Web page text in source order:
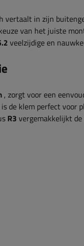
vertaalt in zijn
van het juiste
veelzijdige en
, zorgt voor een
is de klem perfect voor
R3 vergemakkelijkt